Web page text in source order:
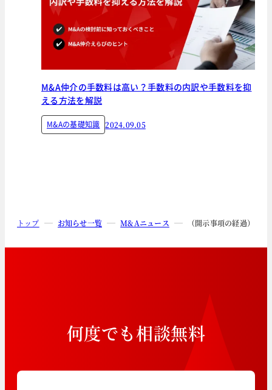
M&A仲介の手数料は高い？手数料の内訳や手数料を抑
える方法を解説
M&Aの基礎知識 2024.09.05
トップ お知らせ一覧 M&Aニュース （開示事項の経過）ア
何度でも相談無料